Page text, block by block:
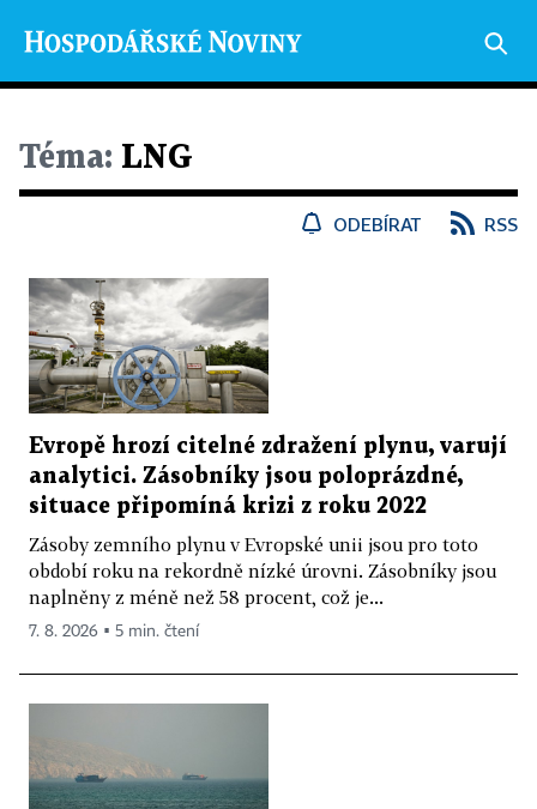
Téma: LNG
ODEBÍRAT RSS
Evropě hrozí citelné zdražení plynu, varují
analytici. Zásobníky jsou poloprázdné,
situace připomíná krizi z roku 2022
Zásoby zemního plynu v Evropské unii jsou pro toto
období roku na rekordně nízké úrovni. Zásobníky jsou
naplněny z méně než 58 procent, což je...
7. 8. 2026 ▪ 5 min. čtení